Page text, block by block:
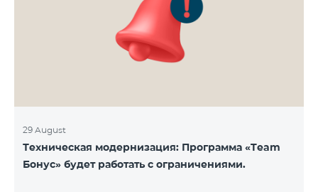
29 August
Техническая модернизация: Программа «Team
Бонус» будет работать с ограничениями.